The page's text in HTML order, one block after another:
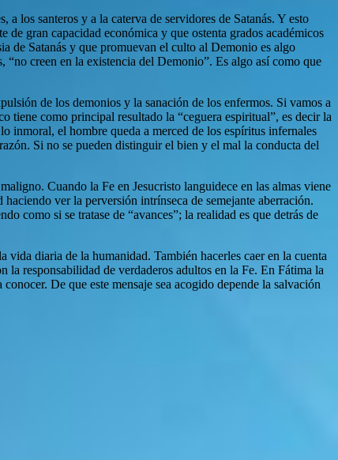
los santeros y a la caterva de servidores de Satanás. Y esto
de gran capacidad económica y que ostenta grados académicos
de Satanás y que promuevan el culto al Demonio es algo
“no creen en la existencia del Demonio”. Es algo así como que
de los demonios y la sanación de los enfermos. Si vamos a
tiene como principal resultado la “ceguera espiritual”, es decir la
inmoral, el hombre queda a merced de los espíritus infernales
Si no se pueden distinguir el bien y el mal la conducta del
Cuando la Fe en Jesucristo languidece en las almas viene
ver la perversión intrínseca de semejante aberración.
como si se tratase de “avances”; la realidad es que detrás de
diaria de la humanidad. También hacerles caer en la cuenta
la responsabilidad de verdaderos adultos en la Fe. En Fátima la
De que este mensaje sea acogido depende la salvación